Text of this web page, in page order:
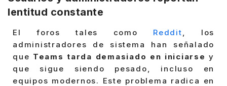
lentitud constante
El foros tales como Reddit, los
administradores de sistema han señalado
que Teams tarda demasiado en iniciarse y
que sigue siendo pesado, incluso en
equipos modernos. Este problema radica en